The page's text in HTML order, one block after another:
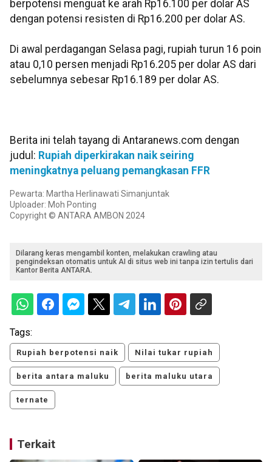
berpotensi menguat ke arah Rp16.100 per dolar AS
dengan potensi resisten di Rp16.200 per dolar AS.
Di awal perdagangan Selasa pagi, rupiah turun 16 poin
atau 0,10 persen menjadi Rp16.205 per dolar AS dari
sebelumnya sebesar Rp16.189 per dolar AS.
Berita ini telah tayang di Antaranews.com dengan
judul: Rupiah diperkirakan naik seiring
meningkatnya peluang pemangkasan FFR
Pewarta: Martha Herlinawati Simanjuntak
Uploader: Moh Ponting
Copyright © ANTARA AMBON 2024
Dilarang keras mengambil konten, melakukan crawling atau
pengindeksan otomatis untuk AI di situs web ini tanpa izin tertulis dari
Kantor Berita ANTARA.
Tags:
Rupiah berpotensi naik Nilai tukar rupiah
berita antara maluku berita maluku utara
ternate
Terkait